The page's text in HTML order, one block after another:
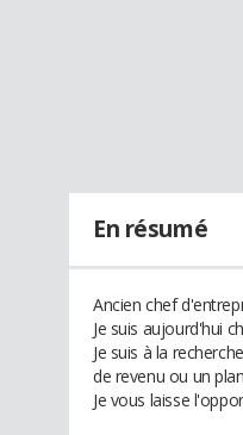
En résumé
Ancien chef
Je suis aujourd'hui
Je suis à la
de revenu ou un
Je vous laisse